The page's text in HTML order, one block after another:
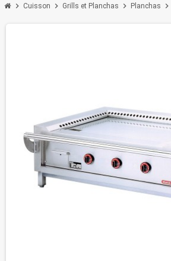
chevron_right Cuisson chevron_right Grills et Planchas chevron_right Planchas chevron_right